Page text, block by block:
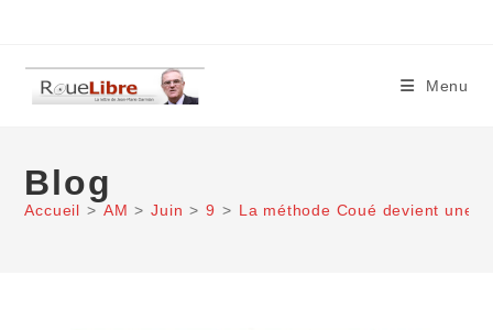
content
Menu
Blog
Accueil > AM > Juin > 9 > La méthode Coué devient une